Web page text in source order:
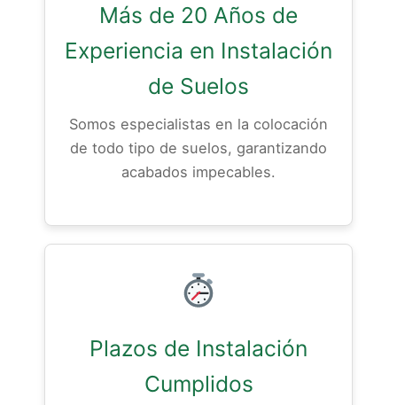
Más de 20 Años de
Experiencia en Instalación
de Suelos
Somos especialistas en la colocación
de todo tipo de suelos, garantizando
acabados impecables.
Plazos de Instalación
Cumplidos